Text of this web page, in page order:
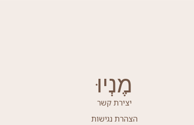
מֶנְיוּ
יצירת קשר
הצהרת נגישות